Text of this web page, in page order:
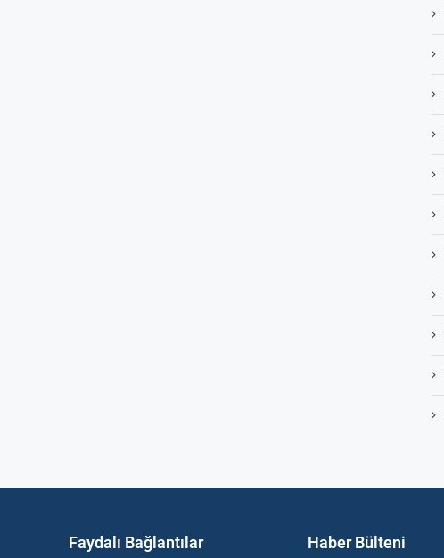
Faydalı Bağlantılar Haber Bülteni